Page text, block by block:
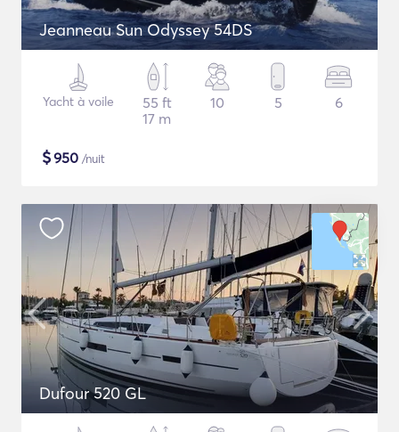
Jeanneau Sun Odyssey 54DS
Yacht à voile
55 ft
17 m
10 5 6
$950 /nuit
Dufour 520 GL